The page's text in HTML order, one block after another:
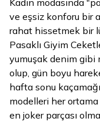
Kadın modasında
ve eşsiz konforu bir
rahat hissetmek bir
Pasaklı Giyim
yumuşak denim gibi
olup, gün boyu
hafta sonu
modelleri her
en joker parçası